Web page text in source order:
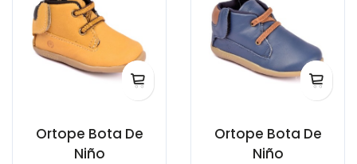
Ortope Bota De
Niño
Ortope Bota De
Niño